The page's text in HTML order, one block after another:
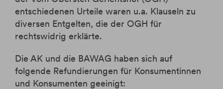
Änderung Rateneinzugskonto
Änderung Ratentermin
Hebelprodukte
Börsenhandel
Krypto-ETPs
Investmentrechner
Wertpapier Blog
eBanking Login
entschiedenen Urteile waren u.a. Klauseln zu
diversen Entgelten, die der OGH für
rechtswidrig erklärte.
Die AK und die BAWAG haben sich auf
folgende Refundierungen für Konsumentinnen
und Konsumenten geeinigt: